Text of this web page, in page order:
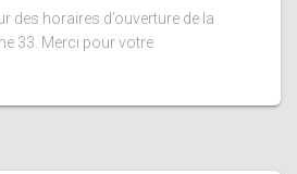
des horaires d’ouverture de la
33. Merci pour votre